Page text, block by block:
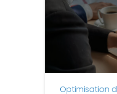
Agence
Entreprise
Optimisation